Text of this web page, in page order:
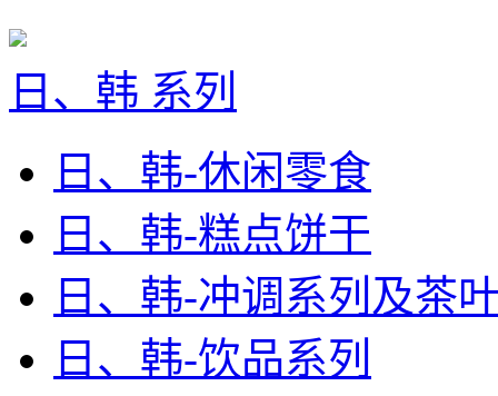
日、韩 系列
日、韩-休闲零食
日、韩-糕点饼干
日、韩-冲调系列及茶
日、韩-饮品系列